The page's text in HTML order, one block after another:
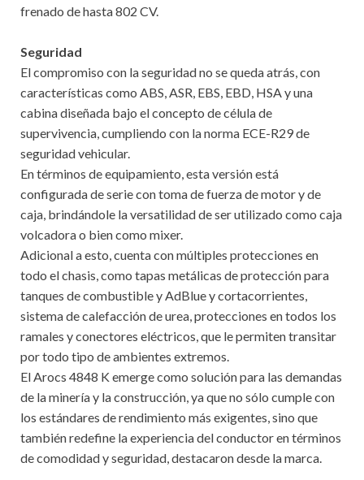
frenado de hasta 802 CV.
Seguridad
El compromiso con la seguridad no se queda atrás, con
características como ABS, ASR, EBS, EBD, HSA y una
cabina diseñada bajo el concepto de célula de
supervivencia, cumpliendo con la norma ECE-R29 de
seguridad vehicular.
En términos de equipamiento, esta versión está
configurada de serie con toma de fuerza de motor y de
caja, brindándole la versatilidad de ser utilizado como caja
volcadora o bien como mixer.
Adicional a esto, cuenta con múltiples protecciones en
todo el chasis, como tapas metálicas de protección para
tanques de combustible y AdBlue y cortacorrientes,
sistema de calefacción de urea, protecciones en todos los
ramales y conectores eléctricos, que le permiten transitar
por todo tipo de ambientes extremos.
El Arocs 4848 K emerge como solución para las demandas
de la minería y la construcción, ya que no sólo cumple con
los estándares de rendimiento más exigentes, sino que
también redefine la experiencia del conductor en términos
de comodidad y seguridad, destacaron desde la marca.